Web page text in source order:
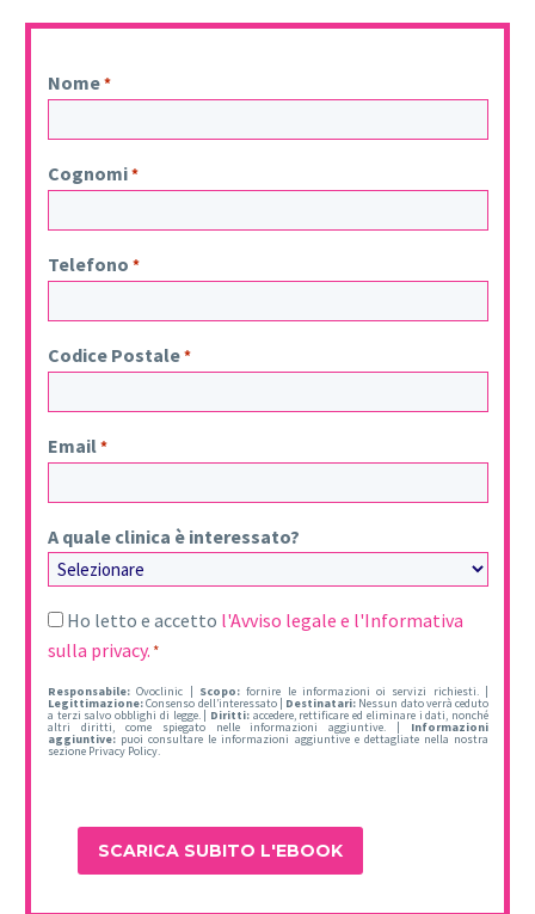
Nome*
Cognomi*
Telefono *
Codice Postale*
Email*
A quale clinica è interessato?
Consentimiento
*
Ho letto e accetto l'Avviso legale e l'Informativa
sulla privacy.*
Responsabile: Ovoclinic | Scopo:fornire le informazioni oi servizi richiesti. |
Legittimazione:Consenso dell’interessato | Destinatari: Nessun dato verrà ceduto
a terzi salvo obblighi di legge. | Diritti: accedere, rettificare ed eliminare i dati, nonché
altri diritti, come spiegato nelle informazioni aggiuntive. | Informazioni
aggiuntive: puoi consultare le informazioni aggiuntive e dettagliate nella nostra
sezione Privacy Policy.